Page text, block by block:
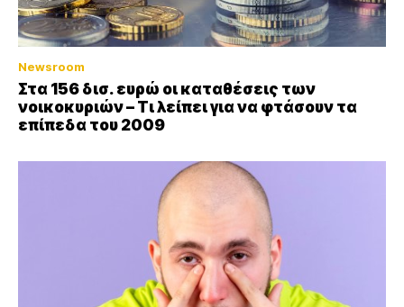
Newsroom
Στα 156 δισ. ευρώ οι καταθέσεις των
νοικοκυριών – Τι λείπει για να φτάσουν τα
επίπεδα του 2009